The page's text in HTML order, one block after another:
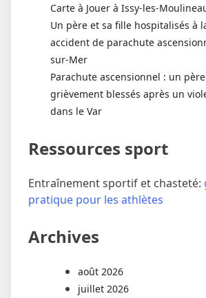
Carte à Jouer à Issy-les-
Un père et sa fille hospitalisés à
accident de parachute
sur-Mer
Parachute ascensionnel : un
grièvement blessés après un
dans le Var
Ressources sport
Entraînement sportif et chasteté:
pratique pour les athlètes
Archives
août 2026
juillet 2026